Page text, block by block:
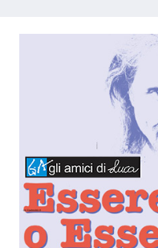
Giornata